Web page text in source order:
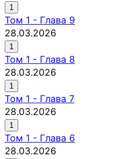
1
Том 1 - Глава 9
28.03.2026
1
Том 1 - Глава 8
28.03.2026
1
Том 1 - Глава 7
28.03.2026
1
Том 1 - Глава 6
28.03.2026